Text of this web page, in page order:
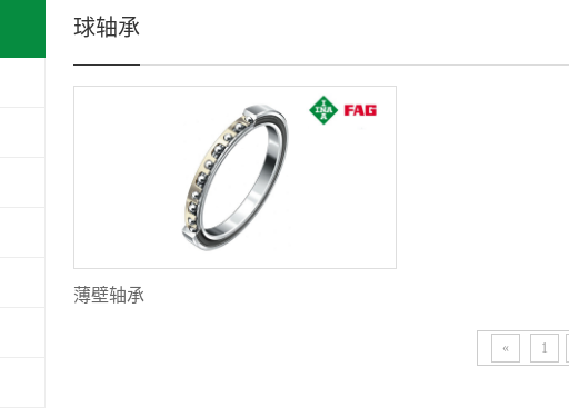
球轴承
薄壁轴承
« 1